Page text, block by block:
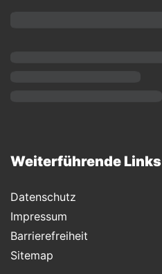
Weiterführende Links
Datenschutz
Impressum
Barrierefreiheit
Sitemap